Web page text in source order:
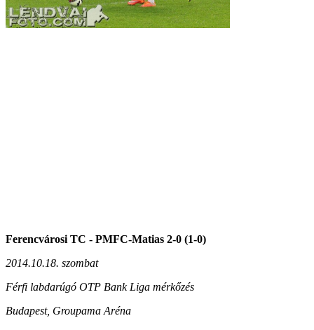
Ferencvárosi TC - PMFC-Matias 2-0 (1-0)
2014.10.18. szombat
Férfi labdarúgó OTP Bank Liga mérkőzés
Budapest, Groupama Aréna